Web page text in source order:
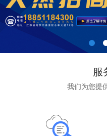
服
我们为您提